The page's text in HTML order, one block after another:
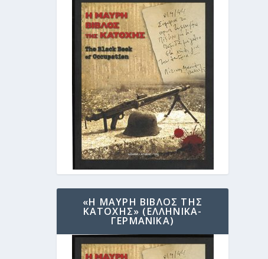
«Η ΜΑΥΡΗ ΒΙΒΛΟΣ ΤΗΣ
ΚΑΤΟΧΗΣ» (ΕΛΛΗΝΙΚΑ-
ΓΕΡΜΑΝΙΚΑ)